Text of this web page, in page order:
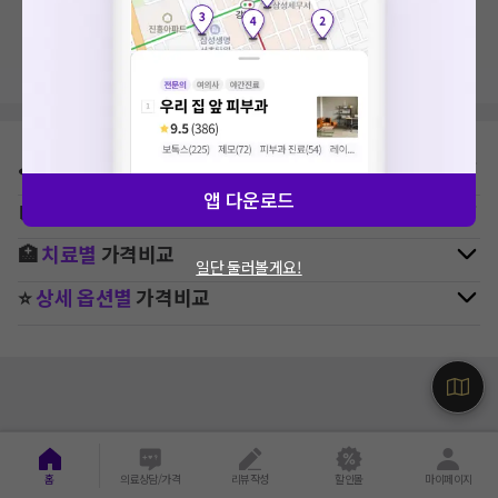
지역, 치료항목, 필터 등 상세조건을 재설정해보세요!
⛳지역별내과병원 찾기
🚉
병원 찾기
🏥치료별 가격비교
⭐상세 옵션별 가격비교
홈 의료상담/가격 리뷰작성 할인몰 마이페이지
앱 다운로드
일단 둘러볼게요!